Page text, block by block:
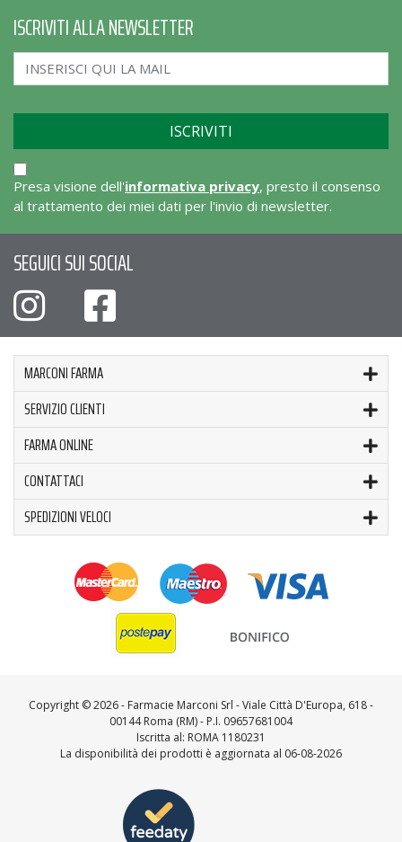
ISCRIVITI ALLA NEWSLETTER
Presa visione dell'informativa privacy, presto il consenso
al trattamento dei miei dati per l'invio di newsletter.
SEGUICI SUI SOCIAL
MARCONI FARMA
SERVIZIO CLIENTI
FARMA ONLINE
CONTATTACI
SPEDIZIONI VELOCI
Copyright ©2026 - Farmacie Marconi Srl - Viale Città D'Europa, 618 -
00144 Roma (RM) - P.I. 09657681004
Iscritta al: ROMA 1180231
La disponibilità dei prodotti è aggiornata al 06-08-2026